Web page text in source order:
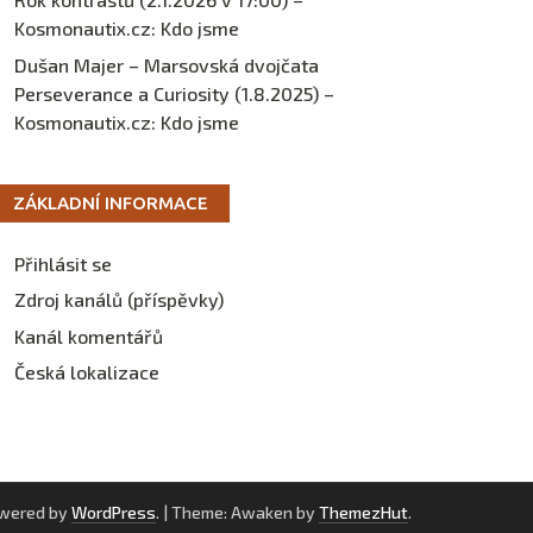
Kosmonautix.cz: Kdo jsme
Dušan Majer – Marsovská dvojčata
Perseverance a Curiosity (1.8.2025) –
Kosmonautix.cz: Kdo jsme
ZÁKLADNÍ INFORMACE
Přihlásit se
Zdroj kanálů (příspěvky)
Kanál komentářů
Česká lokalizace
by WordPress. | Theme: Awaken by ThemezHut.